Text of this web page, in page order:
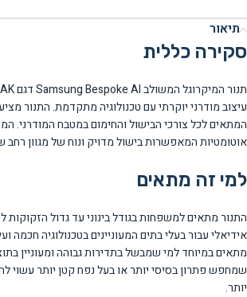
תיאור
סקירה כללית
אוטומטיות המאפשרות בישול מדויק ונוח של מגוון רחב
למי זה מתאים
התנור מתאים למשפחות בגודל בינוני עד גדול הזקוקות
אידיאלי עבור בעלי בתים המעוניינים בטכנולוגיה חכמה
מתאים במיוחד למי שמבשל בתדירות גבוהה ומעוניין
שמחפש פתרון בסיסי יותר או בעל נפח קטן יותר עשוי
יותר.